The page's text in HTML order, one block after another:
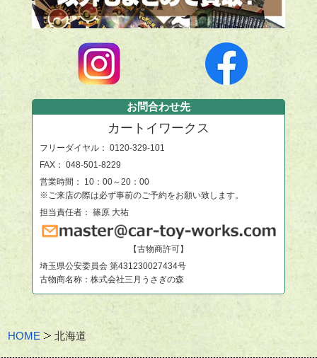
お問合わせ先
カートイワークス
フリーダイヤル： 0120-329-101
FAX： 048-501-8229
営業時間： 10：00～20：00
※ご来店の際は必ず事前のご予約をお願い致します。
担当責任者： 篠原 大祐
【古物商許可】
埼玉県公安委員会 第431230027434号
古物商名称：株式会社三月うさぎの森
HOME 北海道